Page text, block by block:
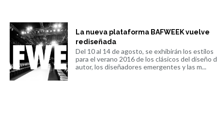
La nueva plataforma BAFWEEK vuelve
rediseñada
Del 10 al 14 de agosto, se exhibirán los estilos
para el verano 2016 de los clásicos del diseño
autor, los diseñadores emergentes y las m...